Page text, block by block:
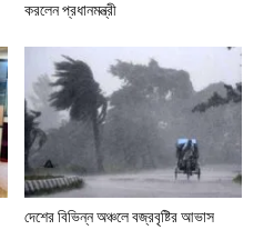
করলেন প্রধানমন্ত্রী
দেশের বিভিন্ন অঞ্চলে বজ্রবৃষ্টির আভাস